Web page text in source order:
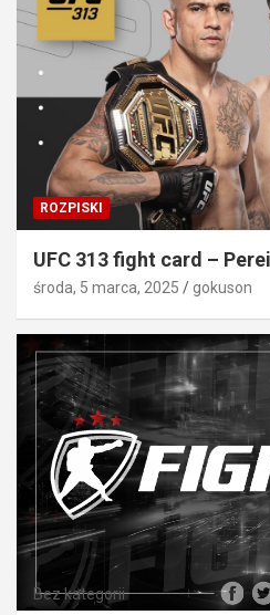
ROZPISKI
UFC 313 fight card –
środa, 5 marca, 2025 gokuson
Bez kategorii